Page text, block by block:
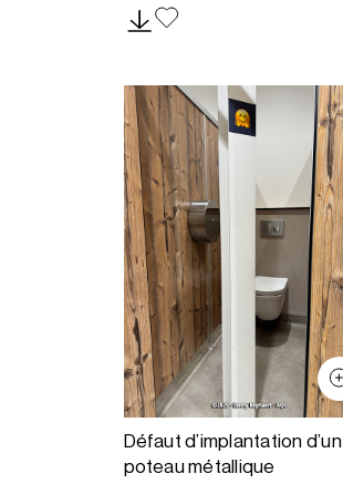
Défaut d’implantation d’un
poteau métallique